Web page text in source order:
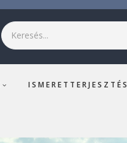
Keresés
ISMERETTERJESZTÉS